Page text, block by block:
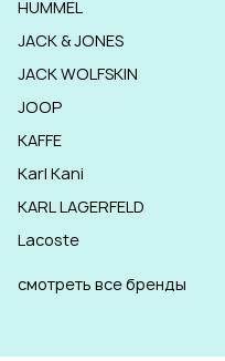
HUMMEL
JACK & JONES
JACK WOLFSKIN
JOOP
KAFFE
Karl Kani
KARL LAGERFELD
Lacoste
смотреть все бренды